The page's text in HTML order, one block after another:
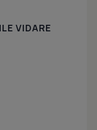
VIDARE